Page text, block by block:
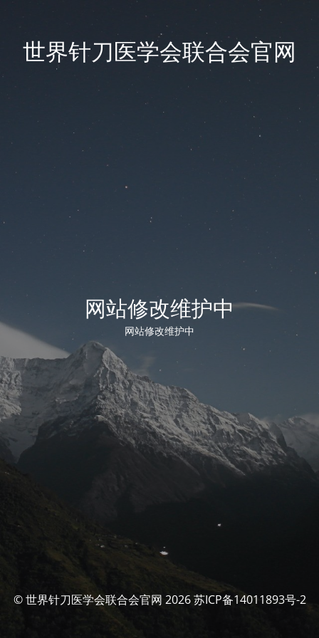
世界针刀医学会联合会官网
网站修改维护中
网站修改维护中
© 世界针刀医学会联合会官网 2026 苏ICP备14011893号-2